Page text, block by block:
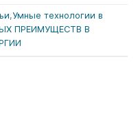
,Умные технологии в
ПРЕИМУЩЕСТВ В